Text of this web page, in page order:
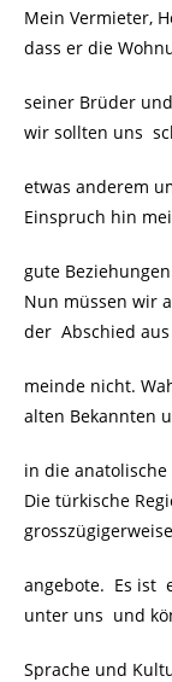
Mein Vermieter,
dass er die
seiner Brüder
wir sollten uns
etwas anderem
Einspruch hin
gute
Nun müssen wir
der Abschied
meinde nicht.
alten Bekannten
in die
Die türkische
angebote. Es ist
unter uns und
Sprache und